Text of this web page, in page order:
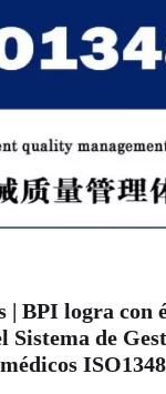
| BPI logra con
Sistema de